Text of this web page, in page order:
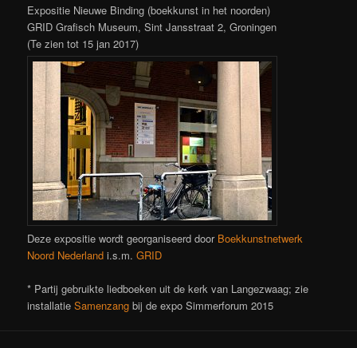
Expositie Nieuwe Binding (boekkunst in het noorden)
GRID Grafisch Museum, Sint Jansstraat 2, Groningen
(Te zien tot 15 jan 2017)
Deze expositie wordt georganiseerd doorBoekkunstnetwerk
Noord Nederlandi.s.m.GRID
* Partij gebruikte liedboeken uit de kerk van Langezwaag; zie
installatieSamenzang bij de expo Simmerforum 2015